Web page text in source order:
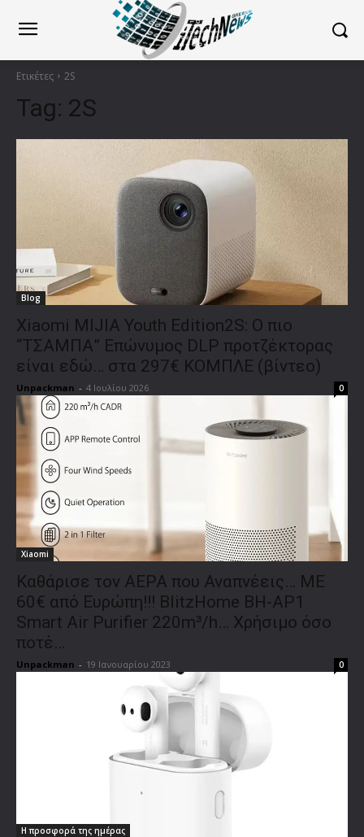
Ετικέτες 2S
Tag: 2S
Blog
Xiaomi MIJIA Youth Edition2S: Ο πιο
“ΤΣΑΜΠΑ” Επώνυμος DLP προτζέκτορας
είναι εδώ… στα 297€ ΚΟΜΠΛΕ (βίντεο)
Unpackman - 4 Ιουλίου 2026 0
Xiaomi
Καθάρισε τον ΑΕΡΑ που Αναπνέεις… ΜΕ
60€ από Ευρώπη!!! BlitzHome BH-AP1
Smart Air Purifier 220m³/h… Χρήσιμο όσο
ποτέ…
Unpackman - 19 Ιανουαρίου 2023 0
Η προσφορά της ημέρας